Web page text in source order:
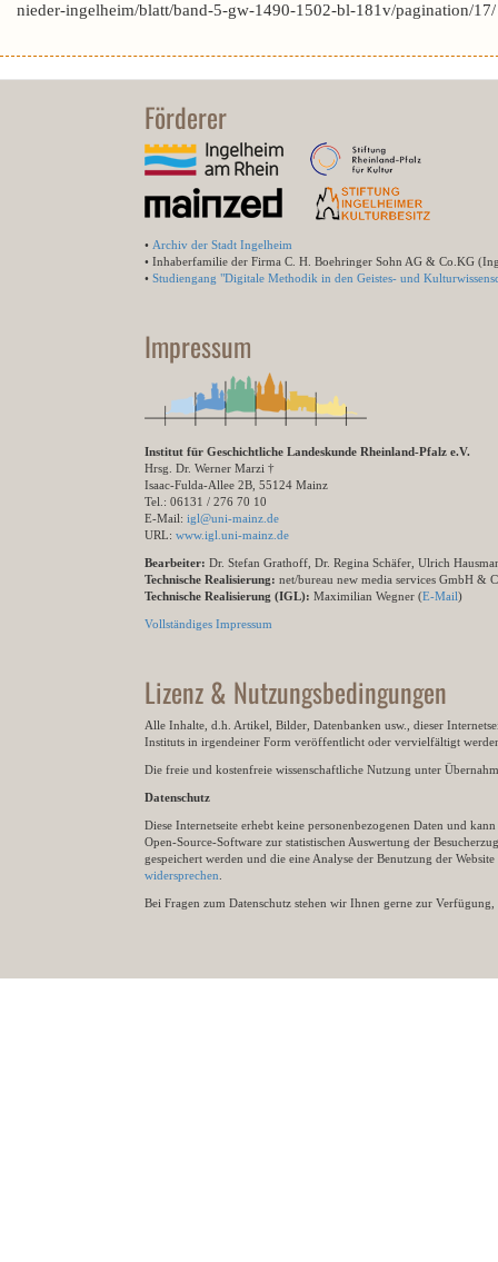
nieder-ingelheim/blatt/band-5-gw-1490-1502-bl-181v/pagination/
Förderer
• Archiv der Stadt Ingelheim
• Inhaberfamilie der Firma C. H. Boehringer Sohn AG & Co.KG
• Studiengang "Digitale Methodik in den Geistes- und
Impressum
Institut für Geschichtliche Landeskunde Rheinland-Pfalz e.V.
Hrsg. Dr. Werner Marzi †
Isaac-Fulda-Allee 2B, 55124 Mainz
Tel.: 06131 / 276 70 10
E-Mail: igl@uni-mainz.de
URL: www.igl.uni-mainz.de
Bearbeiter: Dr. Stefan Grathoff, Dr. Regina Schäfer, Ulrich
Technische Realisierung: net/bureau new media services GmbH &
Technische Realisierung (IGL): Maximilian Wegner (E-Mail)
Vollständiges Impressum
Lizenz & Nutzungsbedingungen
Alle Inhalte, d.h. Artikel, Bilder, Datenbanken usw., dieser
Instituts in irgendeiner Form veröffentlicht oder vervielfältigt
Die freie und kostenfreie wissenschaftliche Nutzung unter
Datenschutz
Diese Internetseite erhebt keine personenbezogenen Daten und
Open-Source-Software zur statistischen Auswertung der
gespeichert werden und die eine Analyse der Benutzung der
widersprechen
Bei Fragen zum Datenschutz stehen wir Ihnen gerne zur